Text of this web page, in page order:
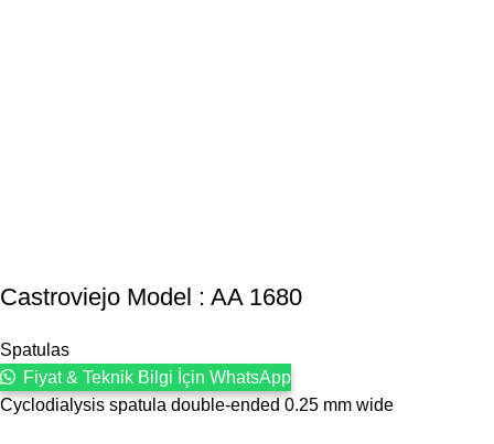
Castroviejo Model : AA 1680
Spatulas
Fiyat & Teknik Bilgi İçin WhatsApp
Cyclodialysis spatula double-ended 0.25 mm wide